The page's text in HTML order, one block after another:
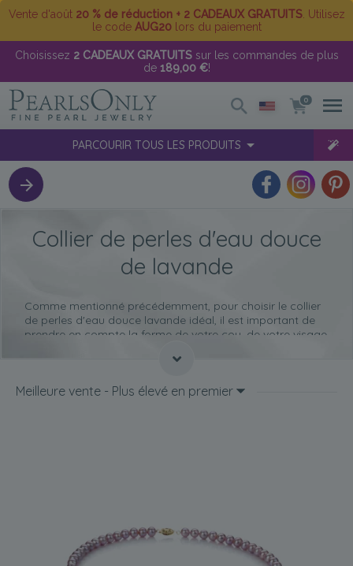
Vente d'août 20 % de réduction + 2 CADEAUX GRATUITS. Utilisez
le code AUG20lors du paiement
Choisissez 2 CADEAUX GRATUITSsur les commandes de plus
de 189,00 €!
0
PARCOURIR TOUS LES PRODUITS
Collier de perles d'eau douce
de lavande
Comme mentionné précédemment, pour choisir le collier
de perles d'eau douce lavande idéal, il est important de
prendre en compte la forme de votre cou, de votre visage
vous aider à trouver le collier idéal.
Forme du cou
Col large et court
Si vous avez un cou large et court, optez pour un collier
Meilleure vente - Plus élevé en premier